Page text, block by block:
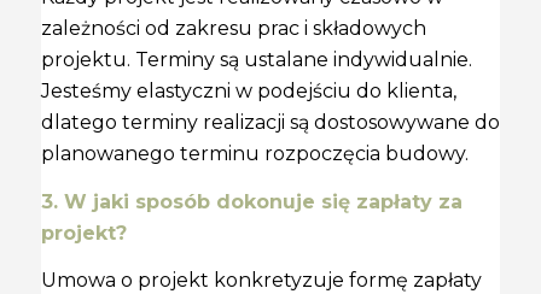
zależności od zakresu prac i składowych
projektu. Terminy są ustalane indywidualnie.
Jesteśmy elastyczni w podejściu do klienta,
dlatego terminy realizacji są dostosowywane do
planowanego terminu rozpoczęcia budowy.
3. W jaki sposób dokonuje się zapłaty za
projekt?
Umowa o projekt konkretyzuje formę zapłaty